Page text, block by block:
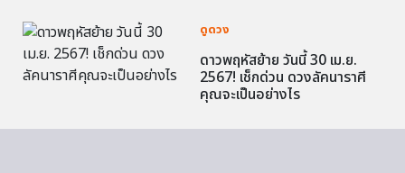
ดูดวง
ดาวพฤหัสย้าย วันนี้ 30 เม.ย.
2567! เช็กด่วน ดวงลัคนาราศี
คุณจะเป็นอย่างไร